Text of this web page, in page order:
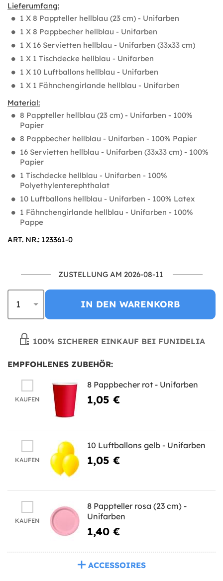
Lieferumfang:
1 X 8 Pappteller hellblau (23 cm) - Unifarben
1 X 8 Pappbecher hellblau - Unifarben
1 X 16 Servietten hellblau - Unifarben (33x33 cm)
1 X 1 Tischdecke hellblau - Unifarben
1 X 10 Luftballons hellblau - Unifarben
1 X 1 Fähnchengirlande hellblau - Unifarben
Material:
8 Pappteller hellblau (23 cm) - Unifarben - 100%
Papier
8 Pappbecher hellblau - Unifarben - 100% Papier
16 Servietten hellblau - Unifarben (33x33 cm) - 100%
Papier
1 Tischdecke hellblau - Unifarben - 100%
Polyethylenterephthalat
10 Luftballons hellblau - Unifarben - 100% Latex
1 Fähnchengirlande hellblau - Unifarben - 100%
Pappe
ART. NR.: 123361-0
ZUSTELLUNG AM 2026-08-11
IN DEN WARENKORB
100% SICHERER EINKAUF BEI FUNIDELIA
EMPFOHLENES ZUBEHÖR:
KAUFEN
8 Pappbecher rot - Unifarben
1,05 €
KAUFEN
10 Luftballons gelb - Unifarben
1,05 €
KAUFEN
8 Pappteller rosa (23 cm) -
Unifarben
1,40 €
ACCESSOIRES